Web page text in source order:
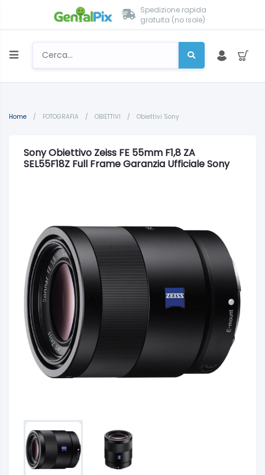
Spedizione rapida
gratuita (no isole)
Home / FOTOGRAFIA / OBIETTIVI / Obiettivi Sony
Sony Obiettivo Zeiss FE 55mm F1,8 ZA
SEL55F18Z Full Frame Garanzia Ufficiale Sony